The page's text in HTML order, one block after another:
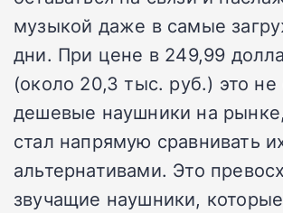
музыкой даже в самые
дни. При цене в 249,99
(около 20,3 тыс. руб.) это
дешевые наушники на
стал напрямую сравнивать
альтернативами. Это
звучащие наушники, которые